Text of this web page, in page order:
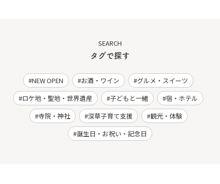
SEARCH
タグで探す
NEW OPEN お酒・ワイン
グルメ・スイーツ
ロケ地・聖地・世界遺産
子どもと一緒
宿・ホテル
寺院・神社
深草子育て支援
観光・体験
誕生日・お祝い・記念日